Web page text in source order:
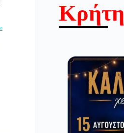
Κρήτη